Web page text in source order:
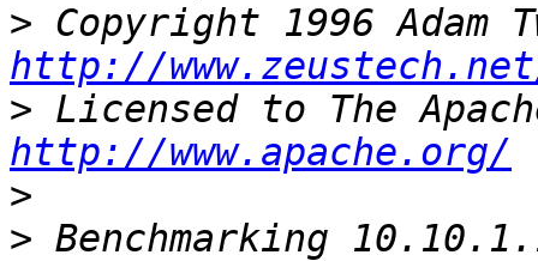
>
http://
>
http://www.apache.org/
>
>